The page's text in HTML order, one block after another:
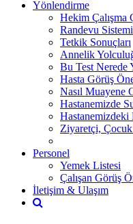
Yönlendirme
Hekim Çalışma
Randevu Sistemi
Tetkik Sonuçları
Annelik
Bu Test Nerede
Hasta Görüş
Nasıl Muayene
Hastanemizde
Hastanemizdeki
Ziyaretçi,
Personel
Yemek Listesi
Çalışan Görüş
İletişim & Ulaşım